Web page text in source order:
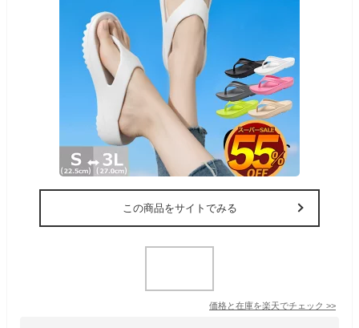
この商品をサイトでみる
価格と在庫を楽天でチェック >>